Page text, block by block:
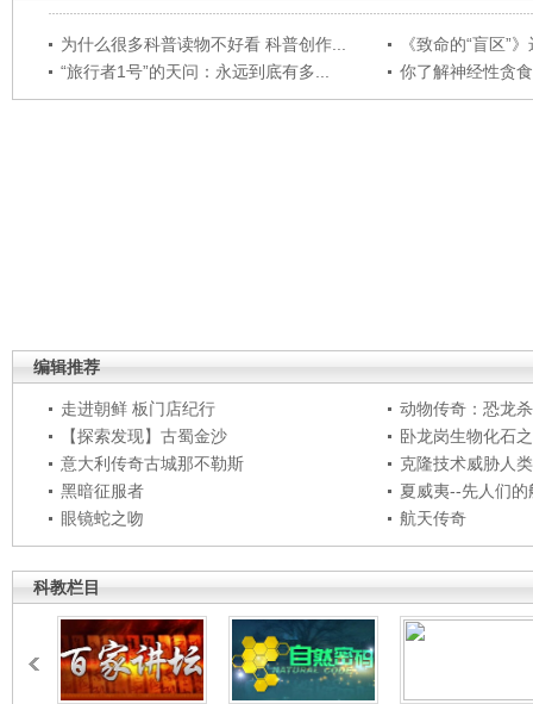
为什么很多科普读物不好看 科普创作...
《致命的“盲区”
“旅行者1号”的天问：永远到底有多...
你了解神经性贪
编辑推荐
走进朝鲜 板门店纪行
动物传奇：恐龙
【探索发现】古蜀金沙
卧龙岗生物化石
意大利传奇古城那不勒斯
克隆技术威胁人
黑暗征服者
夏威夷--先人们的
眼镜蛇之吻
航天传奇
科教栏目